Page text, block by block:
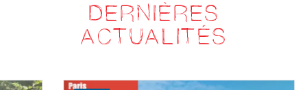
DERNIÈRES
ACTUALITÉS